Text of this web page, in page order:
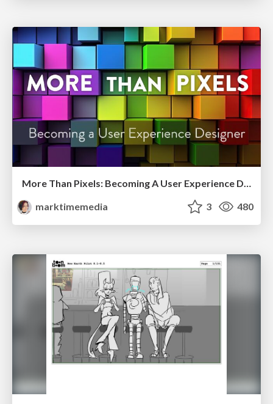
More Than Pixels: Becoming A User Experience Designer
marktimemedia
3 480